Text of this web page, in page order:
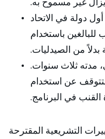
أول دولة في الاتحاد
للبالغين باستخدام
بدلاً من الصيدليات.
مدته ثلاث سنوات.
عن استخدام
القنب في البرنامج.
التشريعية المقترحة